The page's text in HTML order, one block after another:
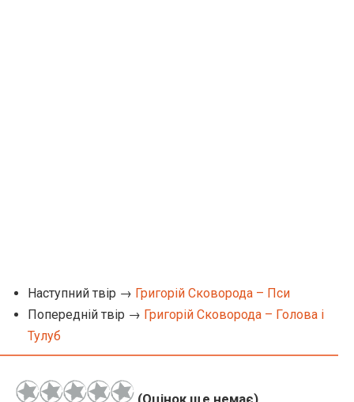
Наступний твір → Григорій Сковорода – Пси
Попередній твір → Григорій Сковорода – Голова і
Тулуб
(Оцінок ще немає)